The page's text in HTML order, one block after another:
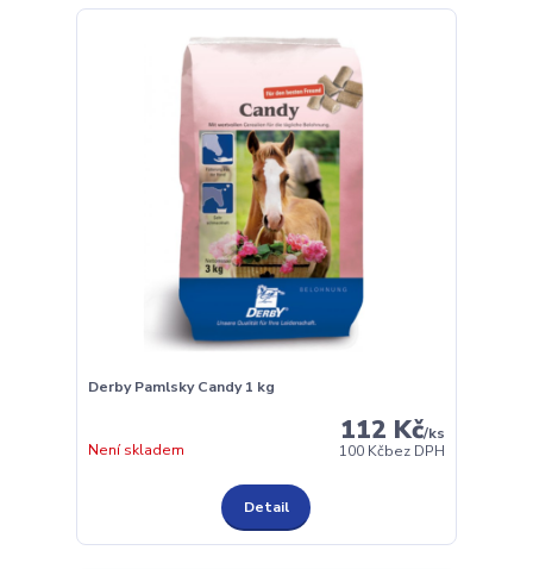
Derby Pamlsky Candy 1 kg
112 Kč/ks
100 Kčbez DPH
Není skladem
Detail